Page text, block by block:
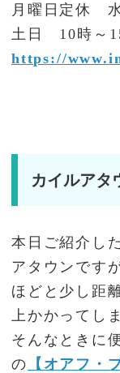
月曜日定休
土日 10時～
https://
カイルアタ
本日ご紹介し
アタウンです
ほどと少し距
上かかってし
そんなときに
の 【オアフ・